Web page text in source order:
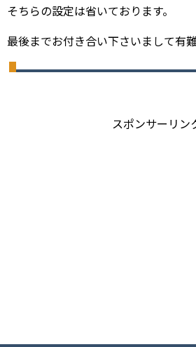
そちらの設定は省いております。
最後までお付き合い下さいまして有
スポンサーリン